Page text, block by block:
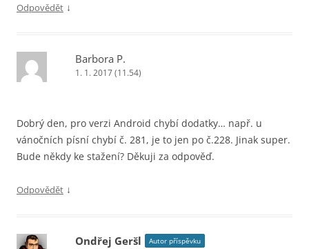
Odpovědět ↓
Barbora P.
1. 1. 2017 (11.54)
Dobrý den, pro verzi Android chybí dodatky… např. u
vánočních písní chybí č. 281, je to jen po č.228. Jinak super.
Bude někdy ke stažení? Děkuji za odpověď.
Odpovědět ↓
Ondřej Geršl Autor příspěvku